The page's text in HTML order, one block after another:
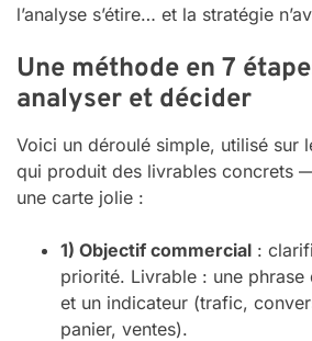
l’analyse s’étire… et la stratégie
Une méthode en 7
analyser et décider
Voici un déroulé simple, utilisé sur
qui produit des livrables concrets
une carte jolie :
1) Objectif commercial :
priorité. Livrable : une phrase
et un indicateur (trafic,
panier, ventes).